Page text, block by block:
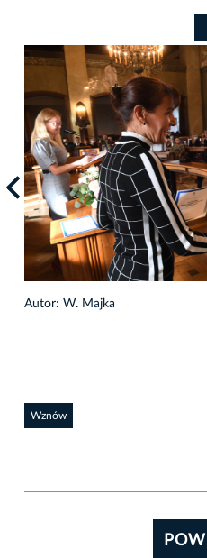
Autor: W. Majka
Wznów